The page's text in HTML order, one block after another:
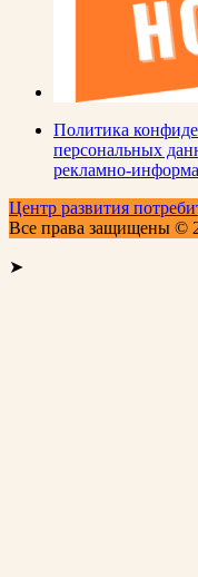
Политика
персональных
рекламно-
Центр развития
Все права защищены ©
➤